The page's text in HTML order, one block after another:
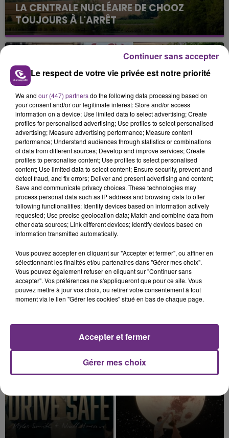
LA CENTRALE NUCLÉAIRE DE CHOOZ
TOUJOURS À L'ARRÊT
Cela fait déjà une semaine que la centrale
nucléaire ardennaise est à l'arrêt. Une situation
justifiée par la sécheresse intense qui est toujours
présente.
LE MAGASIN JOUÉCLUB DE REIMS FERME
SES PORTES
C'était l'une des institutions du centre-ville
rémois. Le magasin JouéClub est contraint de
fermer ses portes.
TITRES DIFFUSÉS
8h47
8h47
The Time Of My Life
8h44
8h44
Let Me Love You
8h37
8h37
Le respect de votre vie privée est notre priorité
We and our (447) partnersdo the following data processing based on
your consent and/or our legitimate interest: Store and/or access
information on a device; Use limited data to select advertising; Create
profiles for personalised advertising; Use profiles to select personalised
advertising; Measure advertising performance; Measure content
performance; Understand audiences through statistics or combinations
of data from different sources; Develop and improve services; Create
profiles to personalise content; Use profiles to select personalised
content; Use limited data to select content; Ensure security, prevent and
detect fraud, and fix errors; Deliver and present advertising and content;
Save and communicate privacy choices. These technologies may
process personal data such as IP address and browsing data to offer
following functionalities: Identify devices based on information actively
requested; Use precise geolocation data; Match and combine data from
other data sources; Link different devices; Identify devices based on
information transmitted automatically.
Vous pouvez accepter en cliquant sur "Accepter et fermer", ou affiner en
sélectionnant les finalités et/ou partenaires dans "Gérer mes choix".
Vous pouvez également refuser en cliquant sur "Continuer sans
accepter". Vos préférences ne s'appliqueront que pour ce site. Vous
pouvez mettre à jour vos choix, ou retirer votre consentement à tout
moment via le lien "Gérer les cookies" situé en bas de chaque page.
Gérer mes choix
Accepter et fermer
Continuer sans accepter